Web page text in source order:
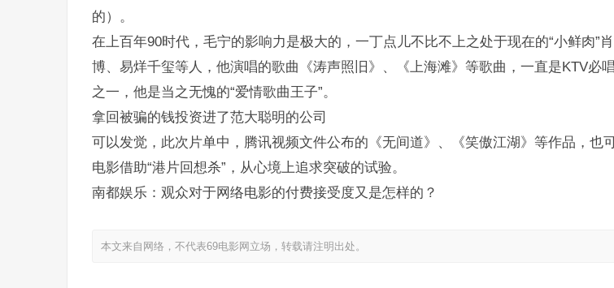
的）。
在上百年90时代，毛宁的影响力是极大的，一丁点儿不比不上之处于现在的“小鲜肉”
博、易烊千玺等人，他演唱的歌曲《涛声照旧》、《上海滩》等歌曲，一直是KTV必
之一，他是当之无愧的“爱情歌曲王子”。
拿回被骗的钱投资进了范大聪明的公司
可以发觉，此次片单中，腾讯视频文件公布的《无间道》、《笑傲江湖》等作品，也
电影借助“港片回想杀”，从心境上追求突破的试验。
南都娱乐：观众对于网络电影的付费接受度又是怎样的？
本文来自网络，不代表69电影网立场，转载请注明出处。